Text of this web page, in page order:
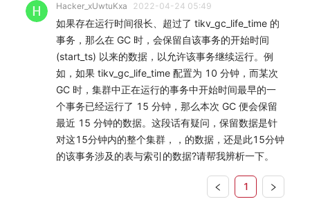
Hacker_xUwtuKxa 2022-04-24 05:49
如果存在运行时间很长、超过了 tikv_gc_life_time 的
事务，那么在 GC 时，会保留自该事务的开始时间
(start_ts) 以来的数据，以允许该事务继续运行。例
如，如果 tikv_gc_life_time 配置为 10 分钟，而某次
GC 时，集群中正在运行的事务中开始时间最早的一
个事务已经运行了 15 分钟，那么本次 GC 便会保留
最近 15 分钟的数据。这段话有疑问，保留数据是针
对这15分钟内的整个集群，，的数据，还是此15分钟
的该事务涉及的表与索引的数据?请帮我辨析一下。
1